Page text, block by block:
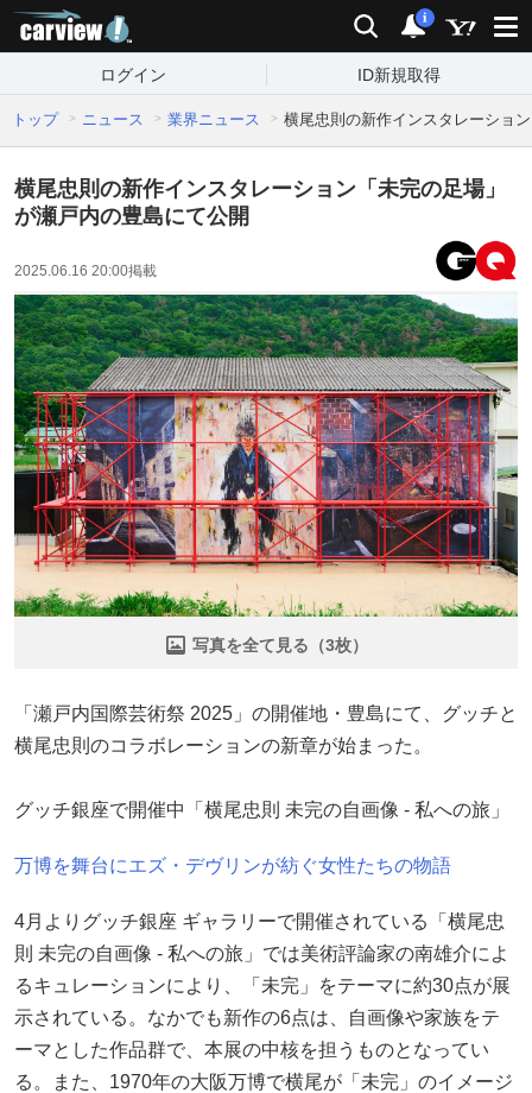
検索 通知
i
ログイン ID新規取得
トップ ニュース 業界ニュース 横尾忠則の新作インスタレーショ
横尾忠則の新作インスタレーション「未完の足場」
が瀬戸内の豊島にて公開
2025.06.16 20:00掲載
写真を全て見る（3枚）
「瀬戸内国際芸術祭 2025」の開催地・豊島にて、グッチと
横尾忠則のコラボレーションの新章が始まった。
グッチ銀座で開催中「横尾忠則 未完の自画像 - 私への旅」
万博を舞台にエズ・デヴリンが紡ぐ女性たちの物語
4月よりグッチ銀座 ギャラリーで開催されている「横尾忠
則 未完の自画像 - 私への旅」では美術評論家の南雄介によ
るキュレーションにより、「未完」をテーマに約30点が展
示されている。なかでも新作の6点は、自画像や家族をテ
ーマとした作品群で、本展の中核を担うものとなってい
る。また、1970年の大阪万博で横尾が「未完」のイメージ